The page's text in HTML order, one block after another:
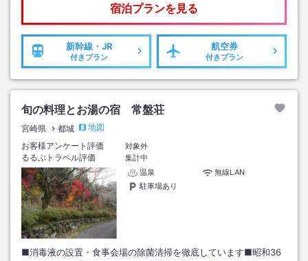
宿泊プランを見る
新幹線・JR
付きプラン
航空券
付きプラン
旬の料理とお湯の宿 常盤荘
宮崎県 都城
地図
お客様アンケート評価
対象外
るるぶトラベル評価
集計中
温泉
無線LAN
駐車場あり
■消毒液の設置・食事会場の除菌清掃を徹底しています■昭和36